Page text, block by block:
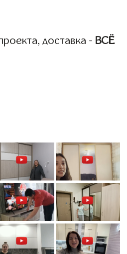
доставка - ВСЁ